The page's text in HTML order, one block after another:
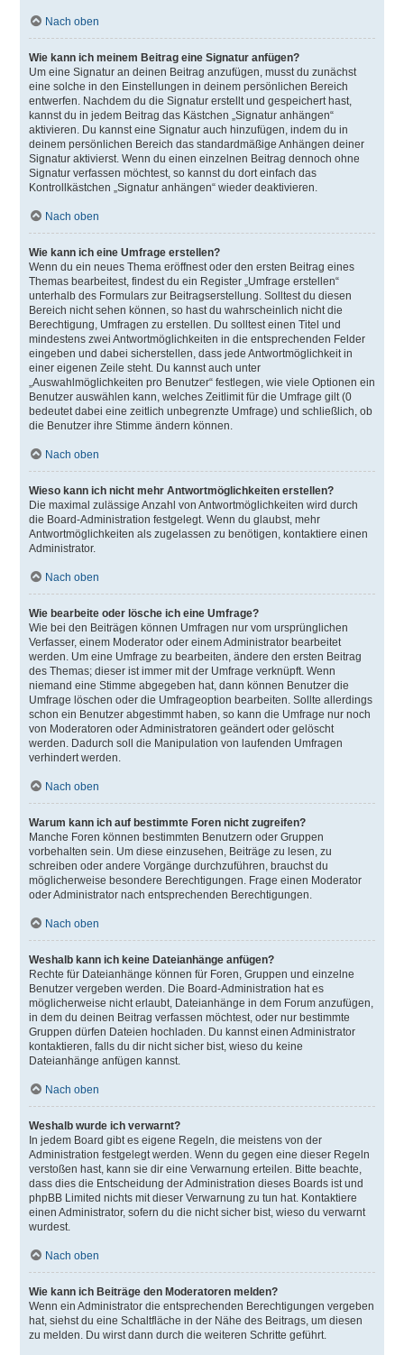
Nach oben
Wie kann ich meinem Beitrag eine Signatur anfügen?
Um eine Signatur an deinen Beitrag anzufügen, musst du zunächst
eine solche in den Einstellungen in deinem persönlichen Bereich
entwerfen. Nachdem du die Signatur erstellt und gespeichert hast,
kannst du in jedem Beitrag das Kästchen „Signatur anhängen“
aktivieren. Du kannst eine Signatur auch hinzufügen, indem du in
deinem persönlichen Bereich das standardmäßige Anhängen deiner
Signatur aktivierst. Wenn du einen einzelnen Beitrag dennoch ohne
Signatur verfassen möchtest, so kannst du dort einfach das
Kontrollkästchen „Signatur anhängen“ wieder deaktivieren.
Nach oben
Wie kann ich eine Umfrage erstellen?
Wenn du ein neues Thema eröffnest oder den ersten Beitrag eines
Themas bearbeitest, findest du ein Register „Umfrage erstellen“
unterhalb des Formulars zur Beitragserstellung. Solltest du diesen
Bereich nicht sehen können, so hast du wahrscheinlich nicht die
Berechtigung, Umfragen zu erstellen. Du solltest einen Titel und
mindestens zwei Antwortmöglichkeiten in die entsprechenden Felder
eingeben und dabei sicherstellen, dass jede Antwortmöglichkeit in
einer eigenen Zeile steht. Du kannst auch unter
„Auswahlmöglichkeiten pro Benutzer“ festlegen, wie viele Optionen ein
Benutzer auswählen kann, welches Zeitlimit für die Umfrage gilt (0
bedeutet dabei eine zeitlich unbegrenzte Umfrage) und schließlich, ob
die Benutzer ihre Stimme ändern können.
Nach oben
Wieso kann ich nicht mehr Antwortmöglichkeiten erstellen?
Die maximal zulässige Anzahl von Antwortmöglichkeiten wird durch
die Board-Administration festgelegt. Wenn du glaubst, mehr
Antwortmöglichkeiten als zugelassen zu benötigen, kontaktiere einen
Administrator.
Nach oben
Wie bearbeite oder lösche ich eine Umfrage?
Wie bei den Beiträgen können Umfragen nur vom ursprünglichen
Verfasser, einem Moderator oder einem Administrator bearbeitet
werden. Um eine Umfrage zu bearbeiten, ändere den ersten Beitrag
des Themas; dieser ist immer mit der Umfrage verknüpft. Wenn
niemand eine Stimme abgegeben hat, dann können Benutzer die
Umfrage löschen oder die Umfrageoption bearbeiten. Sollte allerdings
schon ein Benutzer abgestimmt haben, so kann die Umfrage nur noch
von Moderatoren oder Administratoren geändert oder gelöscht
werden. Dadurch soll die Manipulation von laufenden Umfragen
verhindert werden.
Nach oben
Warum kann ich auf bestimmte Foren nicht zugreifen?
Manche Foren können bestimmten Benutzern oder Gruppen
vorbehalten sein. Um diese einzusehen, Beiträge zu lesen, zu
schreiben oder andere Vorgänge durchzuführen, brauchst du
möglicherweise besondere Berechtigungen. Frage einen Moderator
oder Administrator nach entsprechenden Berechtigungen.
Nach oben
Weshalb kann ich keine Dateianhänge anfügen?
Rechte für Dateianhänge können für Foren, Gruppen und einzelne
Benutzer vergeben werden. Die Board-Administration hat es
möglicherweise nicht erlaubt, Dateianhänge in dem Forum anzufügen,
in dem du deinen Beitrag verfassen möchtest, oder nur bestimmte
Gruppen dürfen Dateien hochladen. Du kannst einen Administrator
kontaktieren, falls du dir nicht sicher bist, wieso du keine
Dateianhänge anfügen kannst.
Nach oben
Weshalb wurde ich verwarnt?
In jedem Board gibt es eigene Regeln, die meistens von der
Administration festgelegt werden. Wenn du gegen eine dieser Regeln
verstoßen hast, kann sie dir eine Verwarnung erteilen. Bitte beachte,
dass dies die Entscheidung der Administration dieses Boards ist und
phpBB Limited nichts mit dieser Verwarnung zu tun hat. Kontaktiere
einen Administrator, sofern du die nicht sicher bist, wieso du verwarnt
wurdest.
Nach oben
Wie kann ich Beiträge den Moderatoren melden?
Wenn ein Administrator die entsprechenden Berechtigungen vergeben
hat, siehst du eine Schaltfläche in der Nähe des Beitrags, um diesen
zu melden. Du wirst dann durch die weiteren Schritte geführt.